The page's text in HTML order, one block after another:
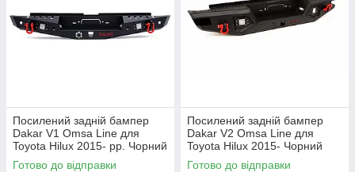
Посилений задній бампер
Dakar V1 Omsa Line для
Toyota Hilux 2015- рр. Чорний
метал
Готово до відправки
Посилений задній бампер
Dakar V2 Omsa Line для
Toyota Hilux 2015- Чорний
метал
Готово до відправки